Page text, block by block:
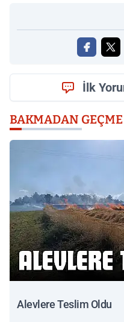
İlk
BAKMADAN GEÇME
Alevlere Teslim Oldu